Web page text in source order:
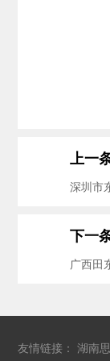
上一
深圳市
下一
广西田
友情链接： 湖南